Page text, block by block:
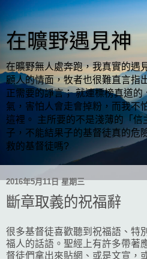
在曠野遇見神
在曠野無人處奔跑，我真實的遇
顧人的情面，牧者也很難直言指
正需要的諍言； 就連標榜真道的
氣，害怕人會走會掉粉，而我不
這裡。 主所要的不是淺薄的「
子，不能結果子的基督徒真的危
救的基督徒嗎?
2016年5月11日 星期三
斷章取義的祝福辭
很多基督徒喜歡聽到祝福語、特
福人的話語。聖經上有許多帶著
督徒們拿出來貼網、或是文宣，